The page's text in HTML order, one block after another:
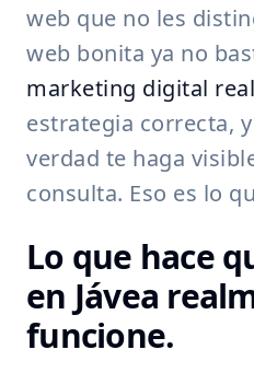
web que no les
web bonita ya no
marketing digital real
estrategia correcta,
verdad te haga
consulta. Eso es lo
Lo que hace
en Jávea
funcione.